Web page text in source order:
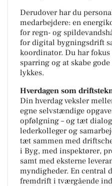
Derudover har du
medarbejdere: en
for regn- og
for digital bygningsdrift
koordinator. Du har
sparring og at skabe
lykkes.
Hverdagen som
Din hverdag veksler
egne selvstændige
opfølgning – og tæt
lederkolleger og
tæt sammen med
i Byg, med inspektører,
samt med eksterne
myndigheder. En central
fremdrift i tværgående